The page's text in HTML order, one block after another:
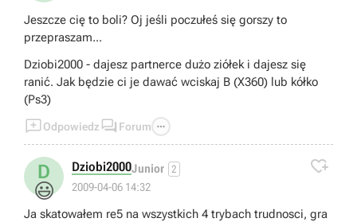
Jeszcze cię to boli? Oj jeśli poczułeś się gorszy to
przepraszam...
Dziobi2000 - dajesz partnerce dużo ziółek i dajesz się
ranić. Jak będzie ci je dawać wciskaj B (X360) lub kółko
(Ps3)
Odpowiedz  Forum 
D
😃
Dziobi2000Junior 2
2009-04-06 14:32

Ja skatowałem re5 na wszystkich 4 trybach trudnosci, gra